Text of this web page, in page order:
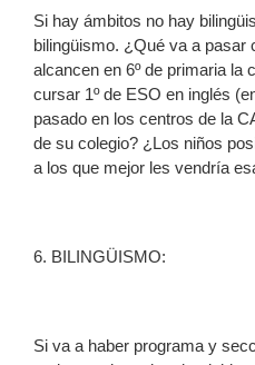
Si hay ámbitos no hay
bilingüismo. ¿Qué va a pasar
alcancen en 6º de primaria la
cursar 1º de ESO en inglés
pasado en los centros de la
de su colegio? ¿Los niños
a los que mejor les vendría
6. BILINGÜISMO:
Si va a haber programa y